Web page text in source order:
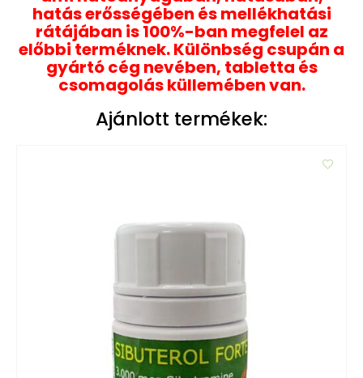
hatás erősségében és mellékhatási
rátájában is 100%-ban megfelel az
előbbi terméknek. Különbség csupán a
gyártó cég nevében, tabletta és
csomagolás küllemében van.
Ajánlott termékek: